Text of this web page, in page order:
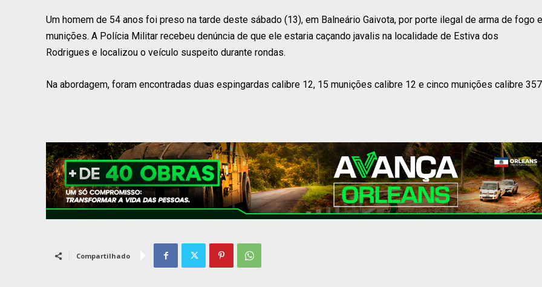
Um homem de 54 anos foi preso na tarde deste sábado (13), em Balneário Gaivota, por porte ilegal de arma de fogo e
munições. A Polícia Militar recebeu denúncia de que ele estaria caçando javalis na localidade de Estiva dos
Rodrigues e localizou o veículo suspeito durante rondas.
Na abordagem, foram encontradas duas espingardas calibre 12, 15 munições calibre 12 e cinco munições calibre
Compartilhado